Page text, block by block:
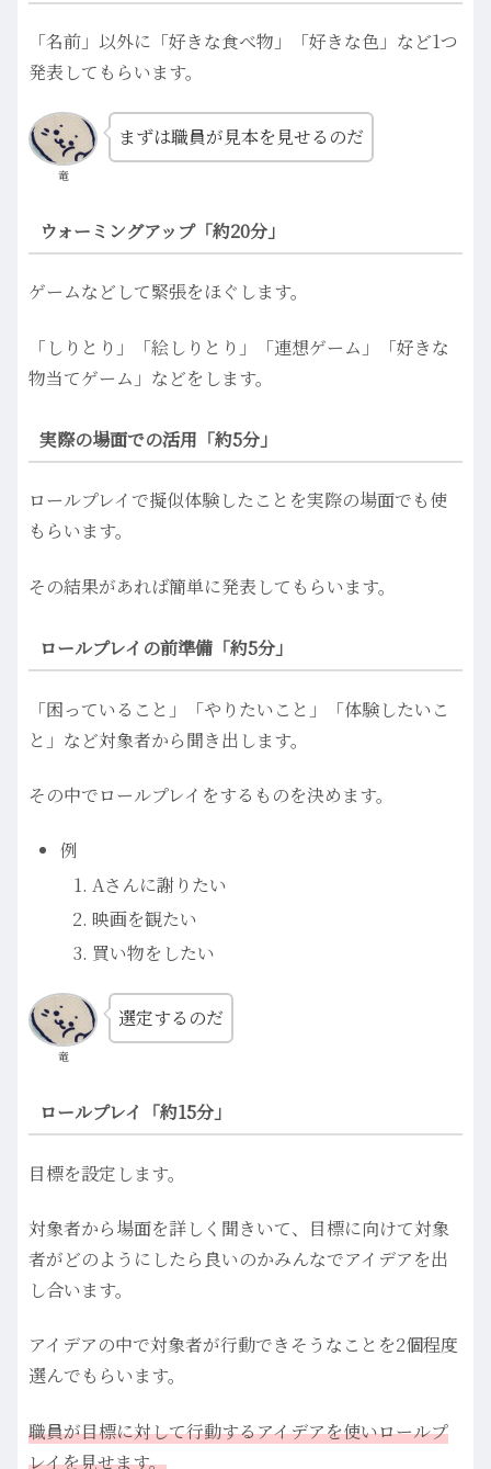
「名前」以外に「好きな食べ物」「好きな色」など1つ
発表してもらいます。
竜
まずは職員が見本を見せるのだ
ウォーミングアップ「約20分」
ゲームなどして緊張をほぐします。
「しりとり」「絵しりとり」「連想ゲーム」「好きな
物当てゲーム」などをします。
実際の場面での活用「約5分」
ロールプレイで擬似体験したことを実際の場面でも使
もらいます。
その結果があれば簡単に発表してもらいます。
ロールプレイの前準備「約5分」
「困っていること」「やりたいこと」「体験したいこ
と」など対象者から聞き出します。
その中でロールプレイをするものを決めます。
例
Aさんに謝りたい
映画を観たい
買い物をしたい
竜
選定するのだ
ロールプレイ「約15分」
目標を設定します。
対象者から場面を詳しく聞きいて、目標に向けて対象
者がどのようにしたら良いのかみんなでアイデアを出
し合います。
アイデアの中で対象者が行動できそうなことを2個程度
選んでもらいます。
職員が目標に対して行動するアイデアを使いロールプ
レイを見せます。